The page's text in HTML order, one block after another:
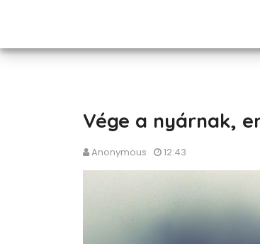
Vége a nyárnak,
Anonymous 12:43